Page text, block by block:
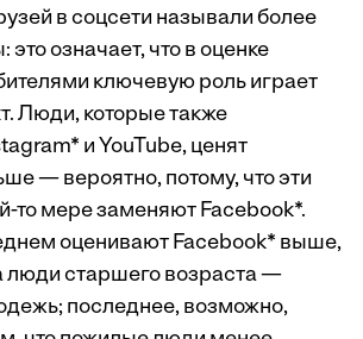
в соцсети называли более
означает, что в оценке
ключевую роль играет
Люди, которые также
и YouTube, ценят
— вероятно, потому, что эти
то мере заменяют Facebook*.
оценивают Facebook* выше,
люди старшего возраста —
последнее, возможно,